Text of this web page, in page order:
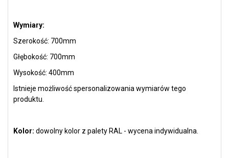
Wymiary:
Szerokość: 700mm
Głębokość: 700mm
Wysokość: 400mm
Istnieje możliwość spersonalizowania wymiarów tego
produktu.
Kolor: dowolny kolor z palety RAL - wycena indywidualna.